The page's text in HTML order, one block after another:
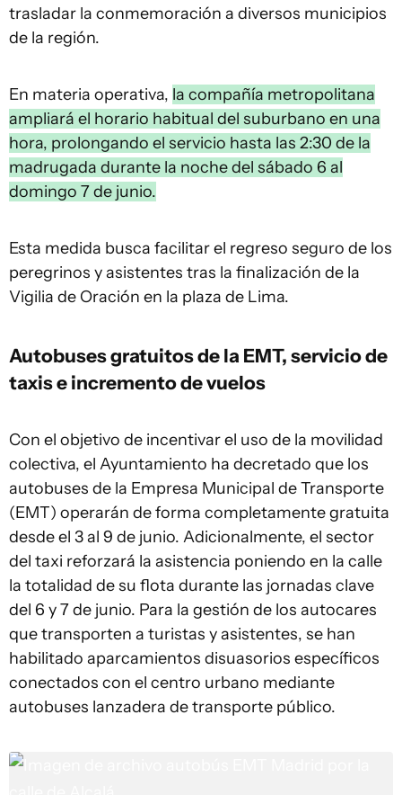
trasladar la conmemoración a diversos municipios
de la región.
En materia operativa, la compañía metropolitana
ampliará el horario habitual del suburbano en una
hora, prolongando el servicio hasta las 2:30 de la
madrugada durante la noche del sábado 6 al
domingo 7 de junio.
Esta medida busca facilitar el regreso seguro de los
peregrinos y asistentes tras la finalización de la
Vigilia de Oración en la plaza de Lima.
Autobuses gratuitos de la EMT, servicio de
taxis e incremento de vuelos
Con el objetivo de incentivar el uso de la movilidad
colectiva, el Ayuntamiento ha decretado que los
autobuses de la Empresa Municipal de Transporte
(EMT) operarán de forma completamente gratuita
desde el 3 al 9 de junio. Adicionalmente, el sector
del taxi reforzará la asistencia poniendo en la calle
la totalidad de su flota durante las jornadas clave
del 6 y 7 de junio. Para la gestión de los autocares
que transporten a turistas y asistentes, se han
habilitado aparcamientos disuasorios específicos
conectados con el centro urbano mediante
autobuses lanzadera de transporte público.